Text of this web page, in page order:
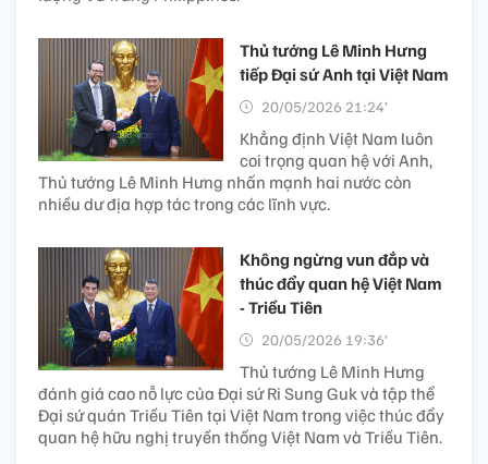
Thủ tướng Lê Minh Hưng
tiếp Đại sứ Anh tại Việt Nam
20/05/2026 21:24’
Khẳng định Việt Nam luôn
coi trọng quan hệ với Anh,
Thủ tướng Lê Minh Hưng nhấn mạnh hai nước còn
nhiều dư địa hợp tác trong các lĩnh vực.
Không ngừng vun đắp và
thúc đẩy quan hệ Việt Nam
- Triều Tiên
20/05/2026 19:36’
Thủ tướng Lê Minh Hưng
đánh giá cao nỗ lực của Đại sứ Ri Sung Guk và tập thể
Đại sứ quán Triều Tiên tại Việt Nam trong việc thúc đẩy
quan hệ hữu nghị truyền thống Việt Nam và Triều Tiên.